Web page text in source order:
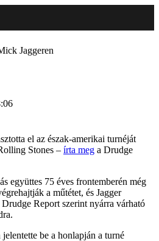
Jaggeren
el az észak-amerikai turnéját
Stones – írta meg a Drudge
együttes 75 éves frontemberén még
a műtétet, és Jagger
Report szerint nyárra várható
be a honlapján a turné